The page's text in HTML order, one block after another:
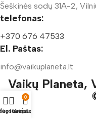
Šeškinės sodų 31A-2,
telefonas:
+370 676 47533
El. Paštas:
info@vaikuplaneta.lt
Vaikų Planeta,
0
Krepšelis